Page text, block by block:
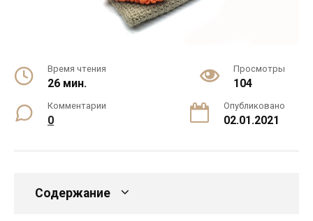
Время чтения
26 мин.
Просмотры
104
Комментарии
0
Опубликовано
02.01.2021
Содержание